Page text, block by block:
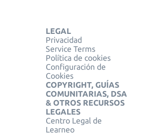
LEGAL
Privacidad
Service Terms
Política de cookies
Configuración de
Cookies
COPYRIGHT, GUÍAS
COMUNITARIAS, DSA
& OTROS RECURSOS
LEGALES
Centro Legal de
Learneo